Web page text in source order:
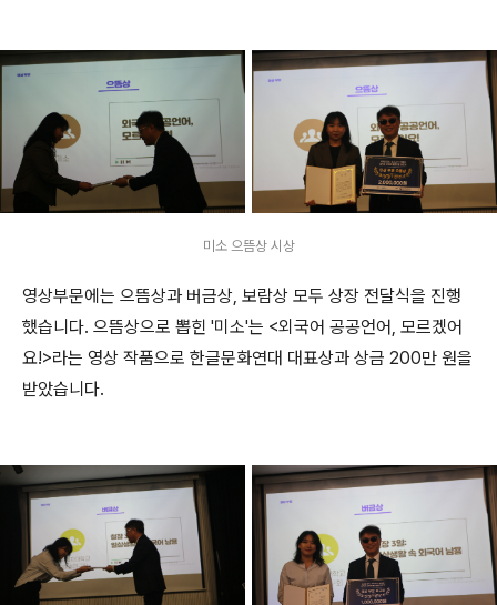
미소 으뜸상 시상
영상부문에는 으뜸상과 버금상, 보람상 모두 상장 전달식을 진행
했습니다. 으뜸상으로 뽑힌 '미소'는 <외국어 공공언어, 모르겠어
요!>라는 영상 작품으로 한글문화연대 대표상과 상금 200만 원을
받았습니다.